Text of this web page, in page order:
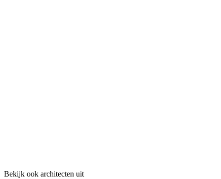
Bekijk ook architecten uit